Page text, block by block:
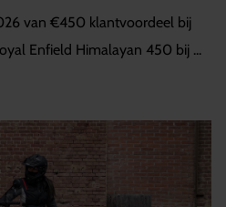
van €450 klantvoordeel bij
Enfield Himalayan 450 bij ...